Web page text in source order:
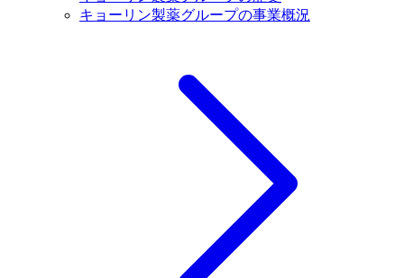
キョーリン製薬グループの事業概況